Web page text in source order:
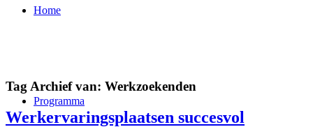
Home
Programma
Tag Archief van: Werkzoekenden
Werkervaringsplaatsen succesvol